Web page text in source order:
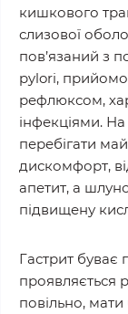
кишкового
слизової
пов’язаний з
pylori,
рефлюксом,
інфекціями.
перебігати
дискомфорт,
апетит, а
підвищену
Гастрит буває
проявляється
повільно,